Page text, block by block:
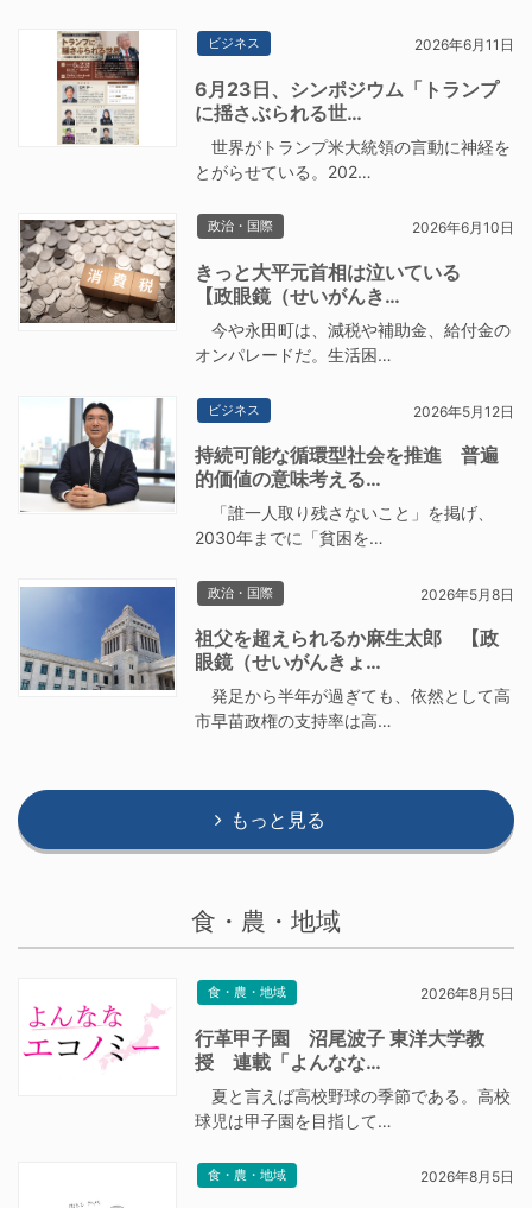
ビジネス 2026年6月11日
6月23日、シンポジウム「トランプ
に揺さぶられる世…
世界がトランプ米大統領の言動に神経を
とがらせている。202…
政治・国際 2026年6月10日
きっと大平元首相は泣いている
【政眼鏡（せいがんき…
今や永田町は、減税や補助金、給付金の
オンパレードだ。生活困…
ビジネス 2026年5月12日
持続可能な循環型社会を推進 普遍
的価値の意味考える…
「誰一人取り残さないこと」を掲げ、
2030年までに「貧困を…
政治・国際 2026年5月8日
祖父を超えられるか麻生太郎 【政
眼鏡（せいがんきょ…
発足から半年が過ぎても、依然として高
市早苗政権の支持率は高…
もっと見る
食・農・地域
食・農・地域 2026年8月5日
行革甲子園 沼尾波子 東洋大学教
授 連載「よんなな…
夏と言えば高校野球の季節である。高校
球児は甲子園を目指して…
食・農・地域 2026年8月5日